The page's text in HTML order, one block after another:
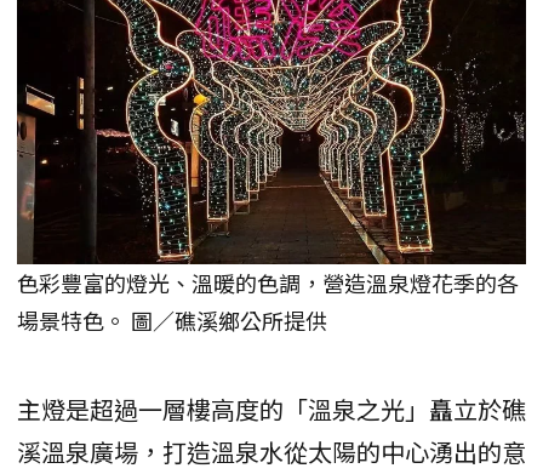
色彩豐富的燈光、溫暖的色調，營造溫泉燈花季的各
場景特色。 圖／礁溪鄉公所提供
主燈是超過一層樓高度的「溫泉之光」矗立於礁
溪溫泉廣場，打造溫泉水從太陽的中心湧出的意